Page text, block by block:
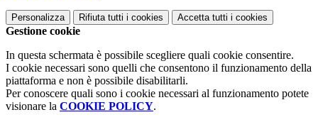
Personalizza Rifiuta tutti i cookies Accetta tutti i cookies
Gestione cookie
In questa schermata è possibile scegliere quali cookie consentire.
I cookie necessari sono quelli che consentono il funzionamento della
piattaforma e non è possibile disabilitarli.
Per conoscere quali sono i cookie necessari al funzionamento potete
visionare la COOKIE POLICY.